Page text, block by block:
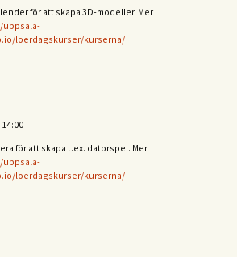
för att skapa 3D-modeller. Mer
loerdagskurser/kurserna/
14:00
för att skapa t.ex. datorspel. Mer
loerdagskurser/kurserna/